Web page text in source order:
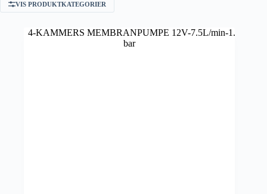
VIS PRODUKTKATEGORIER